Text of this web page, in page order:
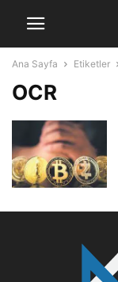
Ana Sayfa Etiketler
OCR